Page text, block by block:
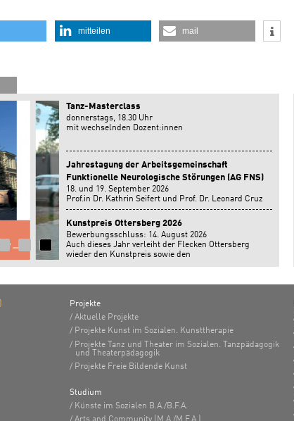
mitteilen mail
Tanz-Masterclass
donnerstags, 18.30 Uhr
mit wechselnden Dozent:innen
Jahrestagung der Arbeitsgemeinschaft
Funktionelle Neurologische Störungen (AG FNS)
18. und 19. September 2026
Prof.in Dr. Kathrin Seifert und Prof. Dr. Leonard Cruz
geben einen Workshop auf der Jahrestagung der
Arbeitsgemeinschaft Funktionelle Neurologische
Störungen in Bonn.
Kunstpreis Ottersberg 2026
Bewerbungsschluss: 14. August 2026
Auch dieses Jahr verleiht der Flecken Ottersberg
wieder den Kunstpreis sowie den
Nachwuchsförderpreis.
Projekte
Aktuelle Projekte
Projekte Kunst im Sozialen. Kunsttherapie
Projekte Tanz und Theater im Sozialen. Tanzpädagogik
und Theaterpädagogik
Projekte Freie Bildende Kunst
Studium
Künste im Sozialen B.A./B.F.A.